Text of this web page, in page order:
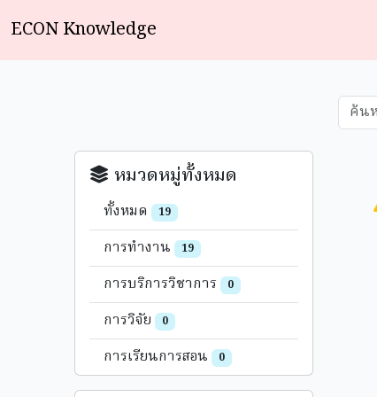
ECON Knowledge
หมวดหมู่ทั้งหมด
ทั้งหมด 19
การทำงาน 19
การบริการวิชาการ 0
การวิจัย 0
การเรียนการสอน 0